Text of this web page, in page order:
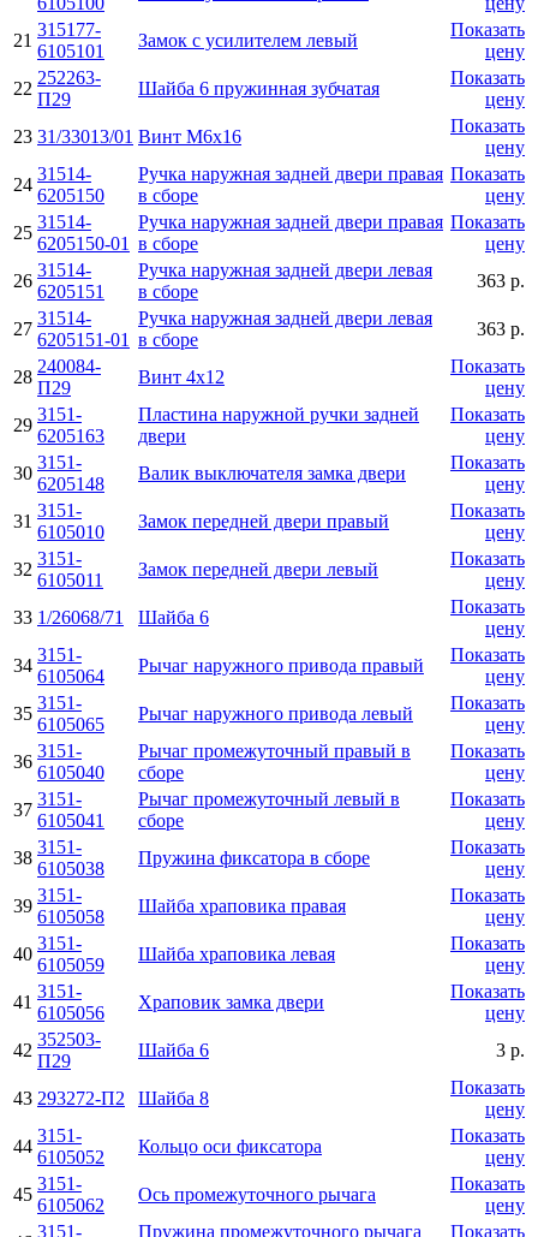
21
315177-
6105101
Замок с усилителем левый
Показать
цену
22
252263-
П29
Шайба 6 пружинная зубчатая
Показать
цену
23 31/33013/01 Винт М6х16
Показать
цену
24
31514-
6205150
Ручка наружная задней двери правая
в сборе
Показать
цену
25
31514-
6205150-01
Ручка наружная задней двери правая
в сборе
Показать
цену
26
31514-
6205151
Ручка наружная задней двери левая
в сборе
363 р.
27
31514-
6205151-01
Ручка наружная задней двери левая
в сборе
363 р.
28
240084-
П29
Винт 4х12
Показать
цену
29
3151-
6205163
Пластина наружной ручки задней
двери
Показать
цену
30
3151-
6205148
Валик выключателя замка двери
Показать
цену
31
3151-
6105010
Замок передней двери правый
Показать
цену
32
3151-
6105011
Замок передней двери левый
Показать
цену
33 1/26068/71 Шайба 6
Показать
цену
34
3151-
6105064
Рычаг наружного привода правый
Показать
цену
35
3151-
6105065
Рычаг наружного привода левый
Показать
цену
36
3151-
6105040
Рычаг промежуточный правый в
сборе
Показать
цену
37
3151-
6105041
Рычаг промежуточный левый в
сборе
Показать
цену
38
3151-
6105038
Пружина фиксатора в сборе
Показать
цену
39
3151-
6105058
Шайба храповика правая
Показать
цену
40
3151-
6105059
Шайба храповика левая
Показать
цену
41
3151-
6105056
Храповик замка двери
Показать
цену
42
352503-
П29
Шайба 6 3 р.
43 293272-П2 Шайба 8
Показать
цену
44
3151-
6105052
Кольцо оси фиксатора
Показать
цену
45
3151-
6105062
Ось промежуточного рычага
Показать
цену
3151-
Пружина промежуточного рычага
Показать